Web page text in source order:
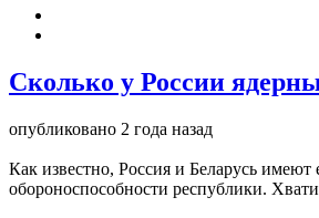
Сколько у России
опубликовано 2 года назад
Как известно, Россия и Беларусь
обороноспособности республики.